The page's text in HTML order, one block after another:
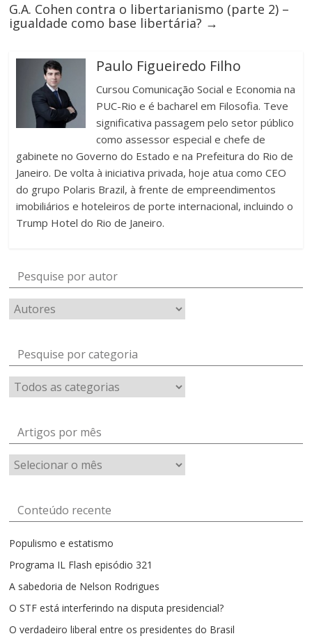
G.A. Cohen contra o libertarianismo (parte 2) –
igualdade como base libertária? →
Paulo Figueiredo Filho
Cursou Comunicação Social e Economia na
PUC-Rio e é bacharel em Filosofia. Teve
significativa passagem pelo setor público
como assessor especial e chefe de
gabinete no Governo do Estado e na Prefeitura do Rio de
Janeiro. De volta à iniciativa privada, hoje atua como CEO
do grupo Polaris Brazil, à frente de empreendimentos
imobiliários e hoteleiros de porte internacional, incluindo o
Trump Hotel do Rio de Janeiro.
Pesquise por autor
Pesquise por categoria
Artigos por mês
Artigos
por
Conteúdo recente
Populismo e estatismo
Programa IL Flash episódio 321
A sabedoria de Nelson Rodrigues
O STF está interferindo na disputa presidencial?
O verdadeiro liberal entre os presidentes do Brasil